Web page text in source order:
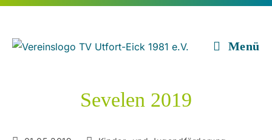
Zum
springen
Menü
Sevelen 2019